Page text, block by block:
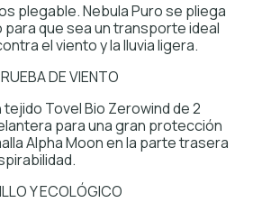
plegable. Nebula Puro se pliega
que sea un transporte ideal
el viento y la lluvia ligera.
DE VIENTO
Tovel Bio Zerowind de 2
para una gran protección
Alpha Moon en la parte trasera
Y ECOLÓGICO